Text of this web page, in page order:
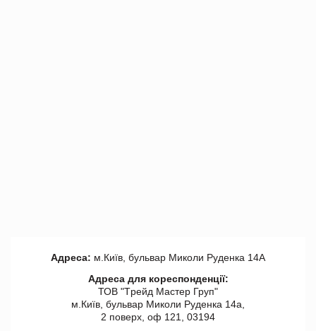
Адреса: м.Київ, бульвар Миколи Руденка 14А
Адреса для кореспонденції:
ТОВ "Tрейд Мастер Груп"
м.Київ, бульвар Миколи Руденка 14а,
2 поверх, оф 121, 03194